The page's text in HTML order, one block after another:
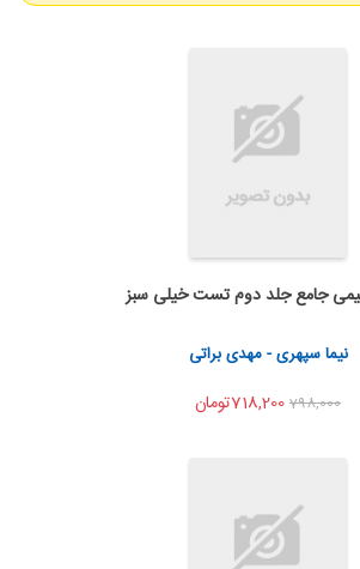
اضافه به سبد خرید
اشتراک گذاری
جامع جلد دوم تست خیلی سبز
نیما سپهری - مهدی براتی
798,000